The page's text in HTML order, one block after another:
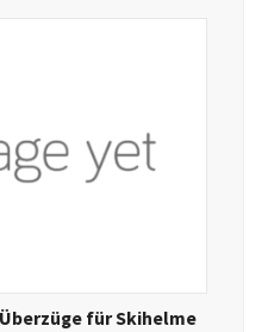
für Skihelme